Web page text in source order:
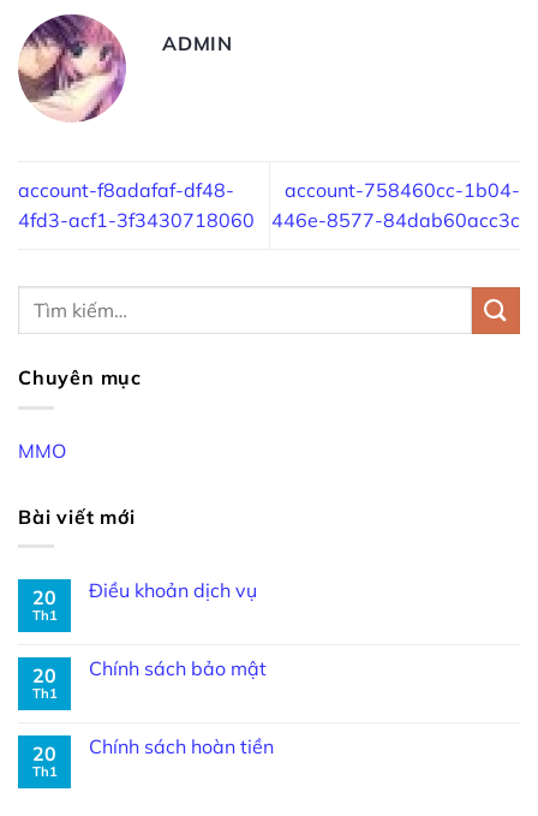
ADMIN
account-f8adafaf-df48-
4fd3-acf1-3f3430718060
account-758460cc-1b04-
446e-8577-84dab60acc3c
Chuyên mục
MMO
Bài viết mới
20
Th1
Điều khoản dịch vụ
20
Th1
Chính sách bảo mật
20
Th1
Chính sách hoàn tiền